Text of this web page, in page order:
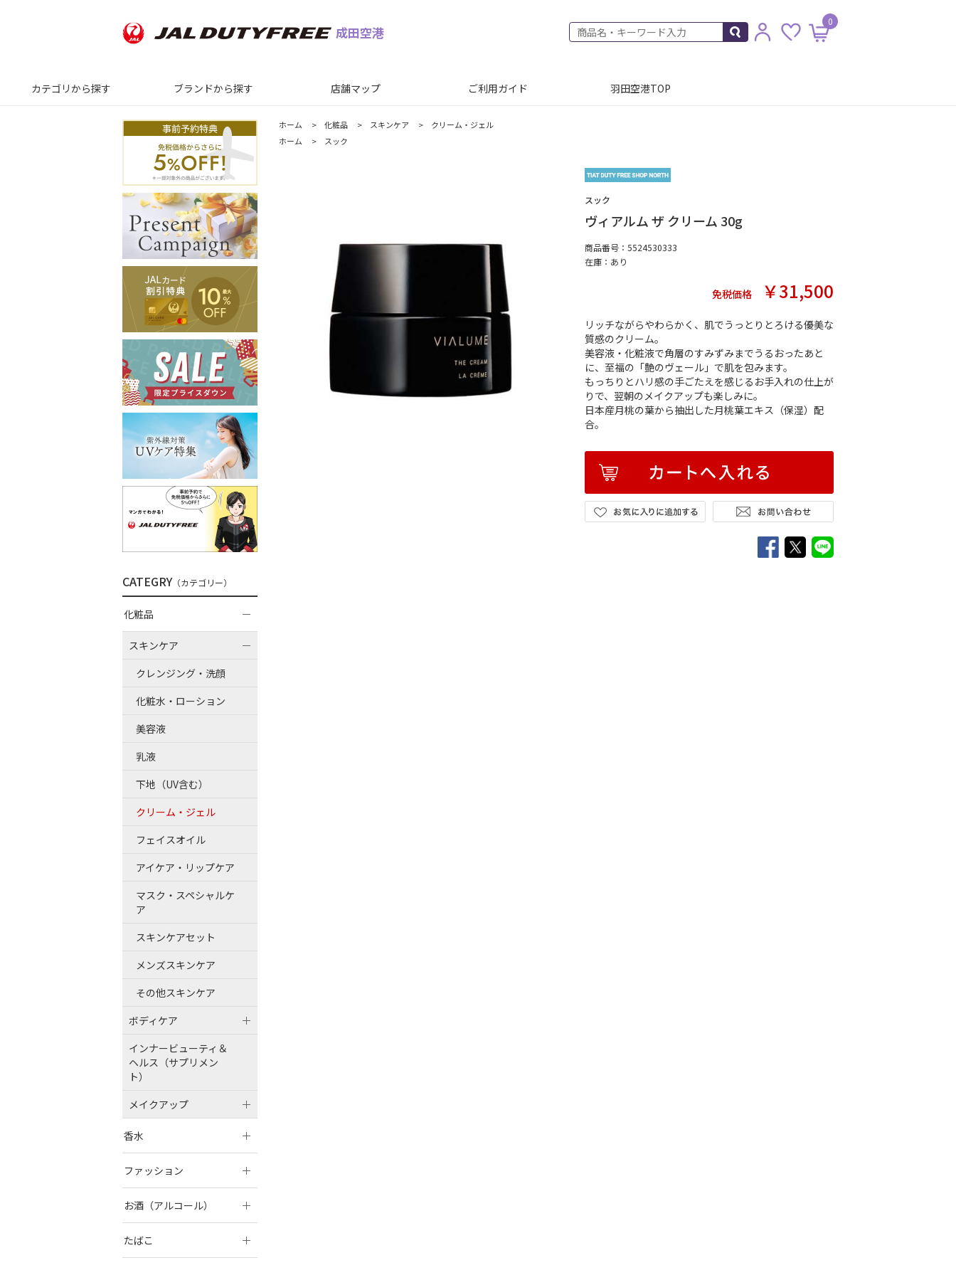
成田空港
0
カテゴリから探す ブランドから探す 店舗マップ ご利用ガイド 羽田空港TOP
ホーム > 化粧品 > スキンケア >
クリーム・ジェル
ホーム
> スック
スック
ヴィアルム ザ クリーム 30g
商品番号：5524530333
在庫： あり
免税価格 ￥31,500
リッチながらやわらかく、肌でうっとりとろける優美な
質感のクリーム。
美容液・化粧液で角層のすみずみまでうるおったあと
に、至福の「艶のヴェール」で肌を包みます。
もっちりとハリ感の手ごたえを感じるお手入れの仕上が
りで、翌朝のメイクアップも楽しみに。
日本産月桃の葉から抽出した月桃葉エキス（保湿）配
合。
CATEGRY（カテゴリー）
化粧品
スキンケア
クレンジング・洗顔
化粧水・ローション
美容液
乳液
下地（UV含む）
クリーム・ジェル
フェイスオイル
アイケア・リップケア
マスク・スペシャルケ
ア
スキンケアセット
メンズスキンケア
その他スキンケア
ボディケア
インナービューティ＆
ヘルス（サプリメン
ト）
メイクアップ
香水
ファッション
お酒（アルコール）
たばこ